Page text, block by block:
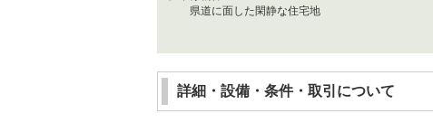
県道に面した閑静な住宅地
詳細・設備・条件・取引について